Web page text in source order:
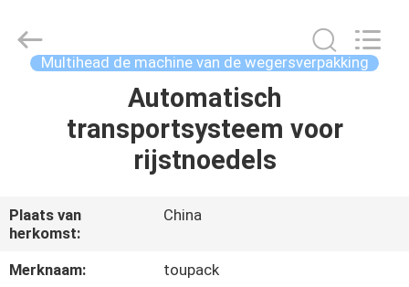
PRODUCTEN
OVER
ONS
Multihead de machine van de wegersverpakking
Automatisch
transportsysteem voor
rijstnoedels
Plaats van
herkomst:
China
Merknaam:
toupack